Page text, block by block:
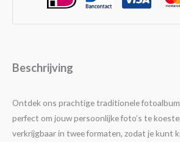
Beschrijving
Ontdek ons prachtige traditionele fotoalbum
perfect om jouw persoonlijke foto’s te
verkrijgbaar in twee formaten, zodat je kunt